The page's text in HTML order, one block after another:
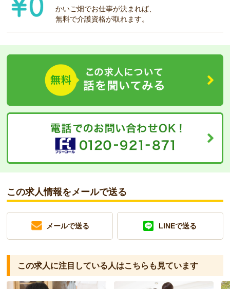
かいご畑でお仕事が決まれば、
無料で介護資格が取れます。
この求人情報をメールで送る
メールで送る LINEで送る
この求人に注目している人はこちらも見ています